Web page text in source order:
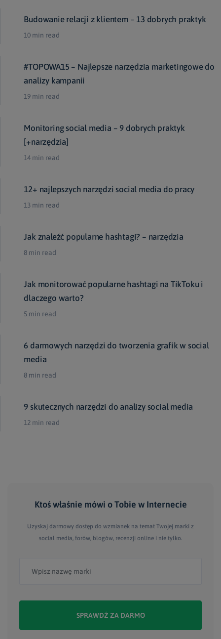
Budowanie relacji z klientem – 13 dobrych praktyk
10 min read
#TOPOWA15 – Najlepsze narzędzia marketingowe do
analizy kampanii
19 min read
Monitoring social media – 9 dobrych praktyk
[+narzędzia]
14 min read
12+ najlepszych narzędzi social media do pracy
13 min read
Jak znaleźć popularne hashtagi? – narzędzia
8 min read
Jak monitorować popularne hashtagi na TikToku i
dlaczego warto?
5 min read
6 darmowych narzędzi do tworzenia grafik w social
media
8 min read
9 skutecznych narzędzi do analizy social media
12 min read
Ktoś właśnie mówi o Tobie w Internecie
Uzyskaj darmowy dostęp do wzmianek na temat Twojej marki z
social media, forów, blogów, recenzji online i nie tylko.
SPRAWDŹ ZA DARMO